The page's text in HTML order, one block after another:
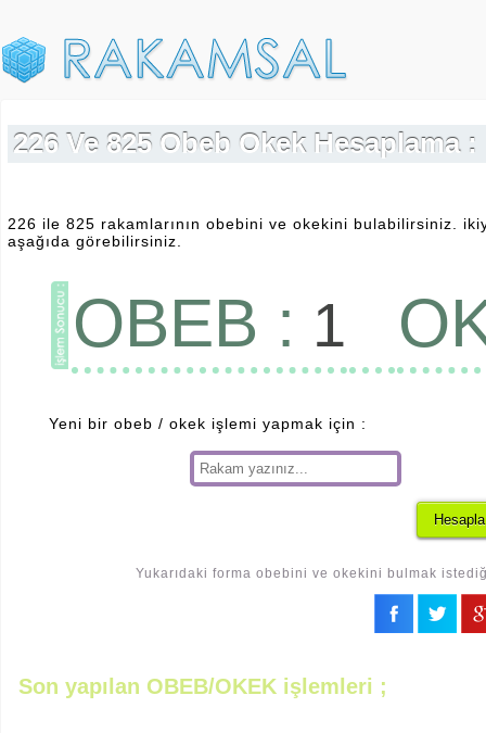
226 Ve 825 Obeb Okek Hesaplama :
226 ile 825 rakamlarının obebini ve okekini bulabilirsiniz.
aşağıda görebilirsiniz.
OBEB : 1
Yeni bir obeb / okek işlemi yapmak için :
Yukarıdaki forma obebini ve okekini bulmak
Son yapılan OBEB/OKEK işlemleri ;